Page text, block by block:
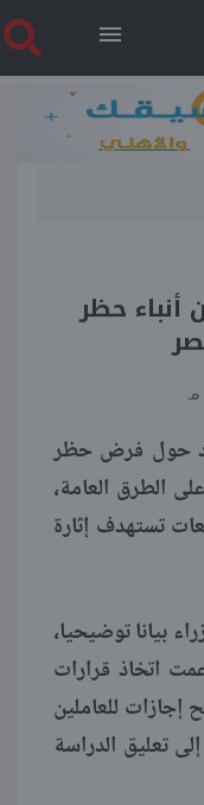
حظر
حول فرض حظر
الطرق العامة،
تستهدف إثارة
بيانا توضيحيا،
اتخاذ قرارات
إجازات للعاملين
تعليق الدراسة